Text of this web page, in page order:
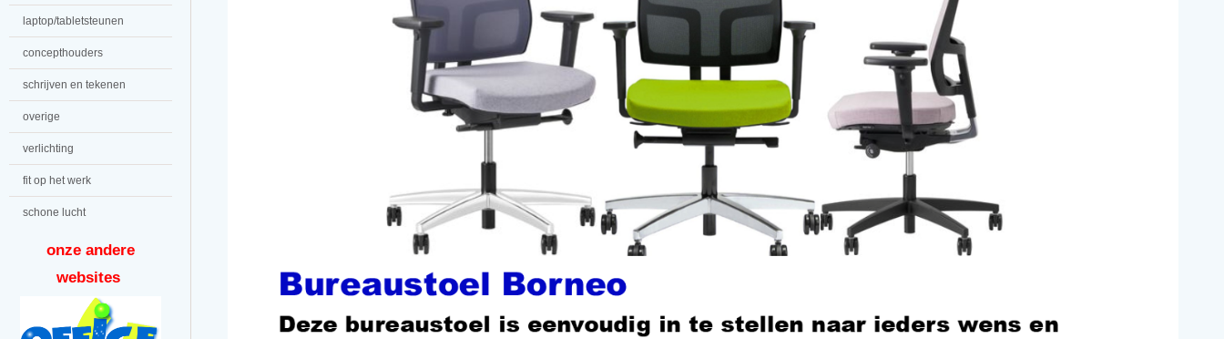
laptop/tabletsteunen
concepthouders
schrijven en tekenen
overige
verlichting
fit op het werk
schone lucht
onze andere
websites